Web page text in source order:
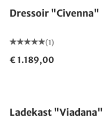
Dressoir "Civenna"
(1)
€ 1.189,00
Ladekast "Viadana"